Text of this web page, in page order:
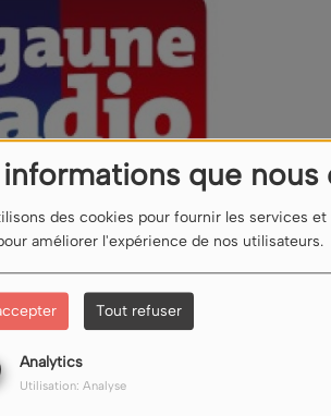
informations que nous
des cookies pour fournir les services
améliorer l'expérience de nos utilisateurs.
Tout refuser
Analytics
Utilisation: Analyse
régions valaisannes.